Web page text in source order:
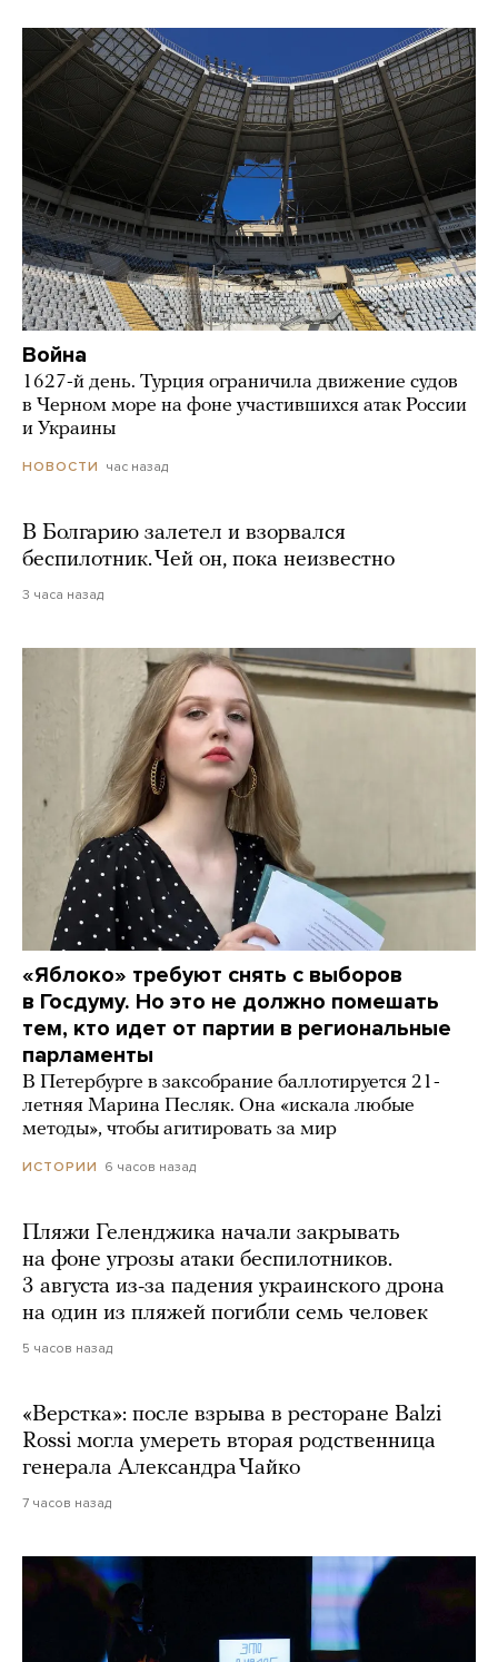
Война
1627-й день. Турция ограничила движение судов
в Черном море на фоне участившихся атак России
и Украины
НОВОСТИ час назад
В Болгарию залетел и взорвался
беспилотник. Чей он, пока неизвестно
3 часа назад
«Яблоко» требуют снять с выборов
в Госдуму. Но это не должно помешать
тем, кто идет от партии в региональные
парламенты
В Петербурге в заксобрание баллотируется 21-
летняя Марина Песляк. Она «искала любые
методы», чтобы агитировать за мир
ИСТОРИИ 6 часов назад
Пляжи Геленджика начали закрывать
на фоне угрозы атаки беспилотников.
3 августа из-за падения украинского дрона
на один из пляжей погибли семь человек
5 часов назад
«Верстка»: после взрыва в ресторане Balzi
Rossi могла умереть вторая родственница
генерала Александра Чайко
7 часов назад